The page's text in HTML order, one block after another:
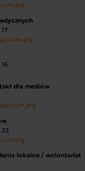
dla mediów
33
lokalne / wolontariat